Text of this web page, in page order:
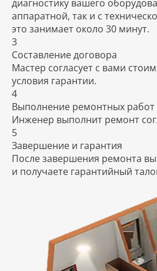
диагностику вашего
аппаратной, так и с
это занимает около 30 минут.
3
Составление договора
Мастер согласует с вами
условия гарантии.
4
Выполнение ремонтных работ
Инженер выполнит ремонт
5
Завершение и гарантия
После завершения ремонта вы
и получаете гарантийный